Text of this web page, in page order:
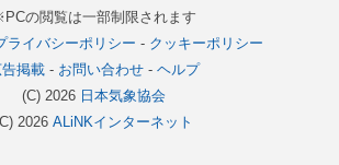
の閲覧は一部制限されます
ライバシーポリシー - クッキーポリシー
告掲載- お問い合わせ- ヘルプ
(C) 2026 日本気象協会
2026 ALiNKインターネット